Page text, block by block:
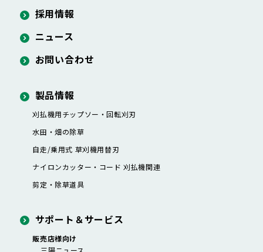
採用情報
ニュース
お問い合わせ
製品情報
刈払機用チップソー・回転刈刃
水田・畑の除草
自走/乗用式 草刈機用替刃
ナイロンカッター・ コード 刈払機関連
剪定・除草道具
サポート＆サービス
販売店様向け
三陽ニュース